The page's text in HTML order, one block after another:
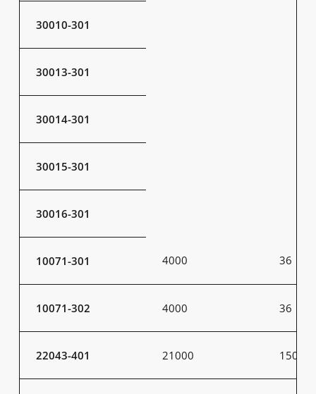
30010-301
30013-301
30014-301
30015-301
30016-301
10071-301 4000 36
10071-302 4000 36
22043-401 21000 150